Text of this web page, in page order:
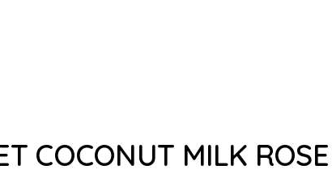
COCONUT MILK ROSE